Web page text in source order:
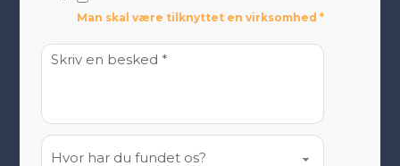
Man skal være tilknyttet en virksomhed *